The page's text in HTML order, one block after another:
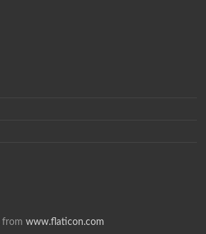
fromwww.flaticon.com